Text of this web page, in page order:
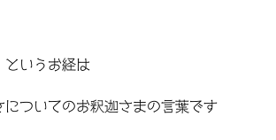
というお経は
についてのお釈迦さまの言葉です